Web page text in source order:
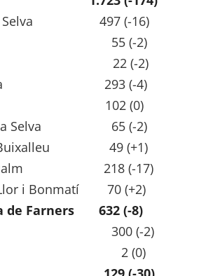
la Selva 497 (-16)
55 (-2)
22 (-2)
293 (-4)
102 (0)
la Selva 65 (-2)
Buixalleu 49 (+1)
Sacalm 218 (-17)
Llor i Bonmatí 70 (+2)
de Farners 632 (-8)
(-2)
2 (0)